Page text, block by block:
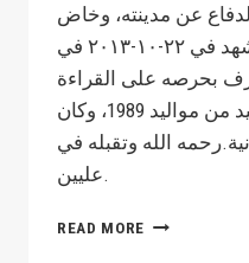
عن مدينته، وخاض
عدة معارك فيها حتى استشهد في ٢٢-١٠-٢٠١٣ في
بحرصه على القراءة
حتى خلال المعركة.الشهيد من مواليد 1989، وكان
الله وتقبله في
عليين.
READ MORE شهداءنا